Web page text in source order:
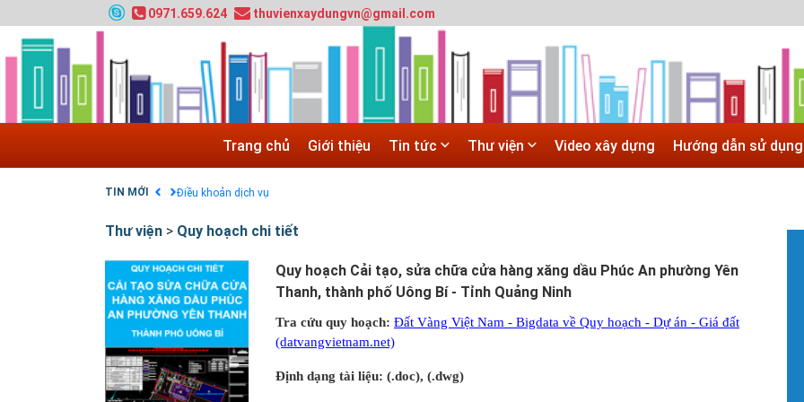
0971.659.624 thuvienxaydungvn@gmail.com
Trang chủ Giới thiệu Tin tức Thư viện Video xây dựng Hướng dẫn sử dụng
TIN MỚI
HƯỚNG DẪN THANH TOÁN VNPAY TRÊN WEBSITE
Tuyển sinh 2024, Khoa kỹ thuật hạ tầng và môi trường đô thị - Đại học Kiến trúc Hà Nội
Quy hoạch chung hệ thống đê điều thành phố Hà Nội
GIAO LƯU TRỰC TUYẾN - TƯ VẤN TUYỂN SINH ĐẠI HỌC CHÍNH QUY ĐẠI HỌC KIẾN TRÚC NĂM 2020 - SỐ 02
Tuyển sinh 2025, Khoa kỹ thuật hạ tầng và môi trường đô thị - Đại học Kiến trúc Hà Nội
Điều khoản dịch vụ
Thư viện > Quy hoạch chi tiết
Quy hoạch Cải tạo, sửa chữa cửa hàng xăng dầu Phúc An phường Yên
Thanh, thành phố Uông Bí - Tỉnh Quảng Ninh
Tra cứu quy hoạch: Đất Vàng Việt Nam - Bigdata về Quy hoạch - Dự án - Giá đất
(datvangvietnam.net)
Định dạng tài liệu: (.doc), (.dwg)